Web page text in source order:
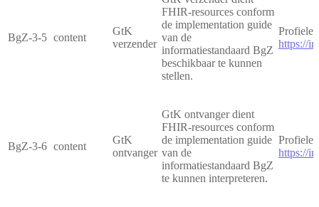
BgZ-3-5 content
GtK
verzender
FHIR-resources conform
de implementation guide
van de
informatiestandaard BgZ
beschikbaar te kunnen
stellen.
https://
BgZ-3-6 content
GtK
ontvanger
GtK ontvanger dient
FHIR-resources conform
de implementation guide
van de
informatiestandaard BgZ
te kunnen interpreteren.
https://